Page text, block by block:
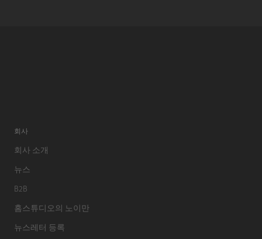
회사
회사 소개
뉴스
B2B
홈스튜디오의 노이만
뉴스레터 등록